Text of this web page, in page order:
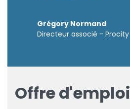
Grégory Normand
Directeur associé -
Offre d'emploi